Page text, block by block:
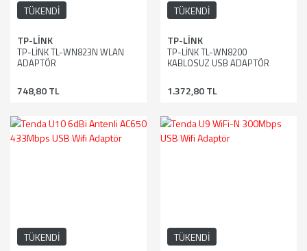
TÜKENDİ
TP-LİNK
TP-LİNK TL-WN823N WLAN
ADAPTÖR
748,80 TL
TÜKENDİ
TP-LİNK
TP-LİNK TL-WN8200
KABLOSUZ USB ADAPTÖR
1.372,80 TL
TÜKENDİ TÜKENDİ